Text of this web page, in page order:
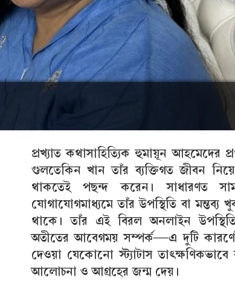
প্রখ্যাত কথাসাহিত্যিক হুমায়ূন আহমেদের
গুলতেকিন খান তাঁর ব্যক্তিগত জীবন
থাকতেই পছন্দ করেন। সাধারণত
যোগাযোগমাধ্যমে তাঁর উপস্থিতি বা মন্তব্য
থাকে। তাঁর এই বিরল অনলাইন
অতীতের আবেগময় সম্পর্ক—এ দুটি
দেওয়া যেকোনো স্ট্যাটাস তাৎক্ষণিকভাবে
আলোচনা ও আগ্রহের জন্ম দেয়।